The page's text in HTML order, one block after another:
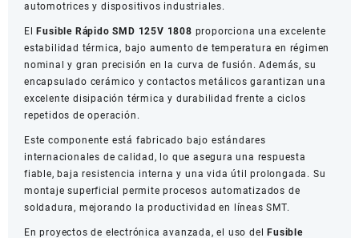
automotrices y dispositivos industriales.
El Fusible Rápido SMD 125V 1808 proporciona una excelente
estabilidad térmica, bajo aumento de temperatura en régimen
nominal y gran precisión en la curva de fusión. Además, su
encapsulado cerámico y contactos metálicos garantizan una
excelente disipación térmica y durabilidad frente a ciclos
repetidos de operación.
Este componente está fabricado bajo estándares
internacionales de calidad, lo que asegura una respuesta
fiable, baja resistencia interna y una vida útil prolongada. Su
montaje superficial permite procesos automatizados de
soldadura, mejorando la productividad en líneas SMT.
En proyectos de electrónica avanzada, el uso del
Fusible